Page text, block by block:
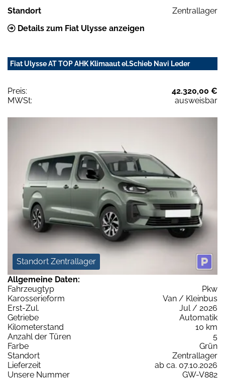
Standort
Zentrallager
Details zum Fiat Ulysse anzeigen
Fiat Ulysse AT TOP AHK Klimaaut el.Schieb Navi Leder
Preis:
42.320,00 €
MWSt:
ausweisbar
Standort Zentrallager
Allgemeine Daten:
Fahrzeugtyp
Pkw
Karosserieform
Van / Kleinbus
Erst-Zul.
Jul / 2026
Getriebe
Automatik
Kilometerstand
10 km
Anzahl der Türen
5
Farbe
Grün
Standort
Zentrallager
Lieferzeit
ab ca. 07.10.2026
Unsere Nummer
GW-V882